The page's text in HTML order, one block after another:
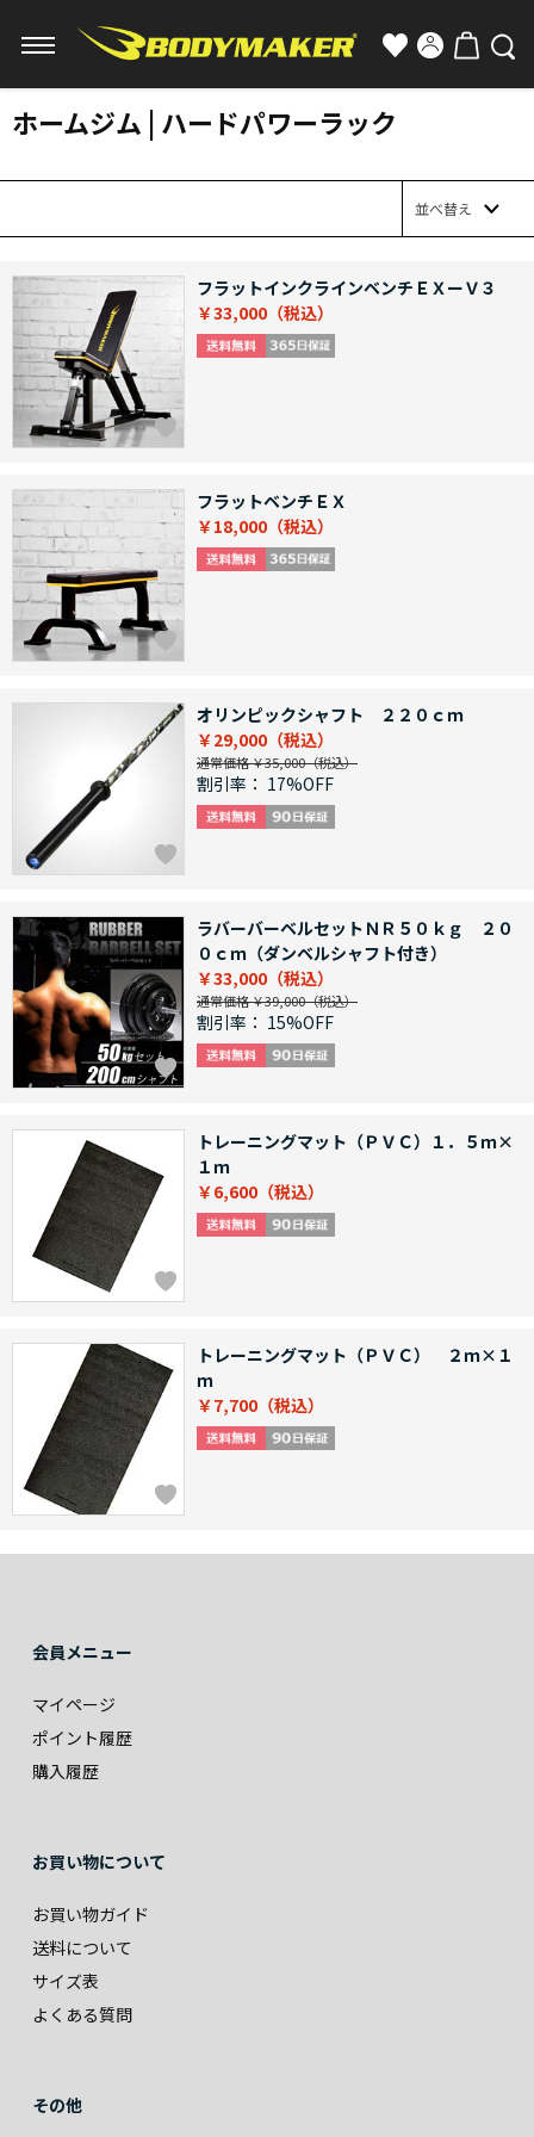
ホームジム | ハードパワーラック
並べ替え
フラットインクラインベンチＥＸーＶ３
￥33,000
フラットベンチＥＸ
￥18,000
オリンピックシャフト ２２０ｃｍ
￥29,000
通常価格 ￥35,000
割引率： 17%OFF
ラバーバーベルセットＮＲ５０ｋｇ ２０
０ｃｍ（ダンベルシャフト付き）
￥33,000
通常価格 ￥39,000
割引率： 15%OFF
トレーニングマット（ＰＶＣ）１．５ｍ×
１ｍ
￥6,600
トレーニングマット（ＰＶＣ） ２ｍ×１
ｍ
￥7,700
会員メニュー
マイページ
ポイント履歴
購入履歴
お買い物について
お買い物ガイド
送料について
サイズ表
よくある質問
その他